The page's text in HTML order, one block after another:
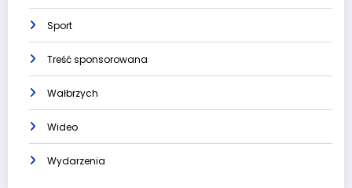
Sport
Treść sponsorowana
Wałbrzych
Wideo
Wydarzenia